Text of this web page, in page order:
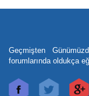
Geçmişten
forumlarında oldukça